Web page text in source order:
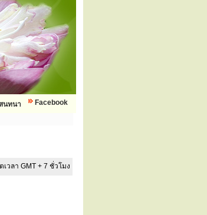
Facebook
นทนา
เวลา GMT + 7 ชั่วโมง